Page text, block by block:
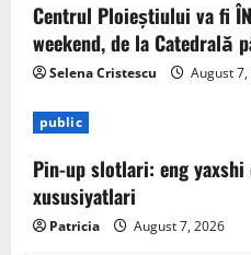
Centrul Ploieștiului va fi
weekend, de la Catedrală
Selena Cristescu August
public
Pin-up slotlari: eng yaxshi
xususiyatlari
Patricia August 7, 2026